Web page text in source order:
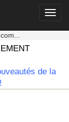
de la